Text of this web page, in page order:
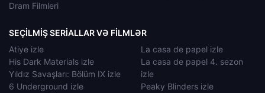
Dram Filmleri
SEÇILMIŞ SERIALLAR VƏ FILMLƏR
Atiye izle
His Dark Materials izle
Yıldız Savaşları: Bölüm IX izle
6 Underground izle
La casa de papel izle
La casa de papel 4. sezon
izle
Peaky Blinders izle